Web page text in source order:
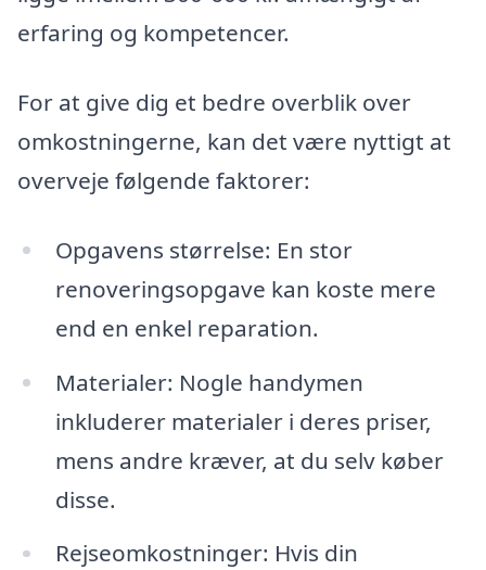
erfaring og kompetencer.
For at give dig et bedre overblik over
omkostningerne, kan det være nyttigt at
overveje følgende faktorer:
Opgavens størrelse: En stor
renoveringsopgave kan koste mere
end en enkel reparation.
Materialer: Nogle handymen
inkluderer materialer i deres priser,
mens andre kræver, at du selv køber
disse.
Rejseomkostninger: Hvis din